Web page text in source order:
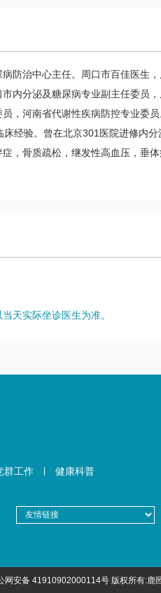
防治中心主任。周口市百佳医生
内分泌及糖尿病专业副主任委员
，河南省代谢性疾病防控专业委员
经验。曾在北京301医院进修内
，骨质疏松，继发性高血压，垂
天实际坐诊医生为准。
群工作 健康科普
网安备 41910902000114号版权所有:鹿